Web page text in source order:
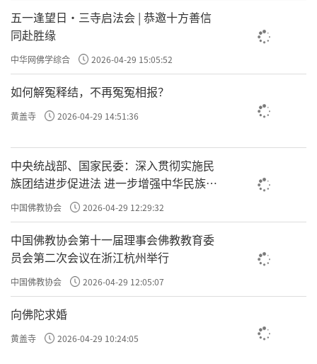
最艰苦的一年。
来源丨福建省佛教协会
图文来源丨释慧明
责任编辑：隆慈
五一逢望日・三寺启法会 | 恭邀十方善信
同赴胜缘
中华网佛学综合 2026-04-29 15:05:52
如何解冤释结，不再冤冤相报？
黄盖寺 2026-04-29 14:51:36
中央统战部、国家民委：深入贯彻实施民
族团结进步促进法 进一步增强中华民族凝
聚力向心力
中国佛教协会 2026-04-29 12:29:32
中国佛教协会第十一届理事会佛教教育委
员会第二次会议在浙江杭州举行
中国佛教协会 2026-04-29 12:05:07
向佛陀求婚
黄盖寺 2026-04-29 10:24:05